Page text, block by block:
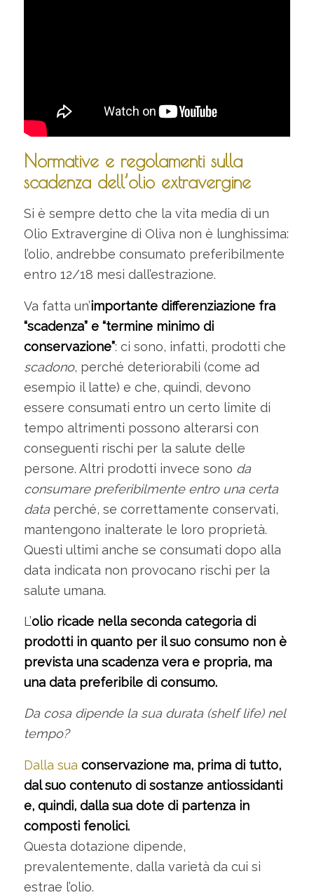
Normative e regolamenti sulla
scadenza dell’olio extravergine
Si è sempre detto che la vita media di un
Olio Extravergine di Oliva non è lunghissima:
l’olio, andrebbe consumato preferibilmente
entro 12/18 mesi dall’estrazione.
Va fatta un’importante differenziazione fra
“scadenza” e “termine minimo di
conservazione”: ci sono, infatti, prodotti che
scadono, perché deteriorabili (come ad
esempio il latte) e che, quindi, devono
essere consumati entro un certo limite di
tempo altrimenti possono alterarsi con
conseguenti rischi per la salute delle
persone. Altri prodotti invece sono da
consumare preferibilmente entro una certa
dataperché, se correttamente conservati,
mantengono inalterate le loro proprietà.
Questi ultimi anche se consumati dopo alla
data indicata non provocano rischi per la
salute umana.
L’olio ricade nella seconda categoria di
prodotti in quanto per il suo consumo non è
prevista una scadenza vera e propria, ma
una data preferibile di consumo.
Da cosa dipende la sua durata (shelf life) nel
tempo?
Dalla sua conservazione ma, prima di tutto,
dal suo contenuto di sostanze antiossidanti
e, quindi, dalla sua dote di partenza in
composti fenolici.
Questa dotazione dipende,
prevalentemente, dalla varietà da cui si
estrae l’olio.